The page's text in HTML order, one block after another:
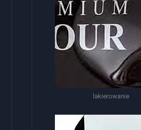
lakierowanie